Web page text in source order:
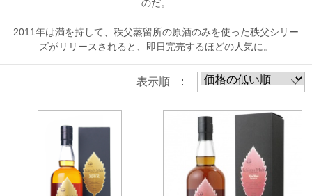
のだ。
2011年は満を持して、秩父蒸留所の原酒のみを使った秩父シリー
ズがリリースされると、即日完売するほどの人気に。
表示順 :